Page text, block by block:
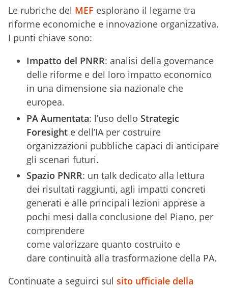
Le rubriche del MEF esplorano il legame tra
riforme economiche e innovazione organizzativa.
I punti chiave sono:
Impatto del PNRR: analisi della governance
delle riforme e del loro impatto economico
in una dimensione sia nazionale che
europea.
PA Aumentata: l’uso dello Strategic
Foresight e dell’IA per costruire
organizzazioni pubbliche capaci di anticipare
gli scenari futuri.
Spazio PNRR: un talk dedicato alla lettura
dei risultati raggiunti, agli impatti concreti
generati e alle principali lezioni apprese a
pochi mesi dalla conclusione del Piano, per
comprendere
come valorizzare quanto costruito e
dare continuità alla trasformazione della PA.
Continuate a seguirci sul sito ufficiale della